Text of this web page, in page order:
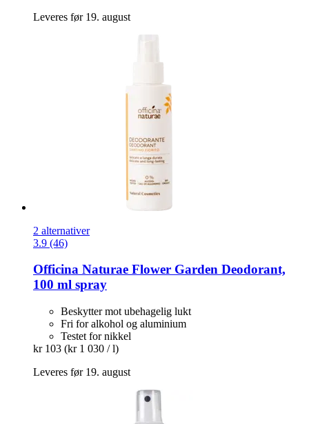
Leveres før 19. august
2 alternativer
3.9 (46)
Officina Naturae Flower Garden Deodorant,
100 ml spray
Beskytter mot ubehagelig lukt
Fri for alkohol og aluminium
Testet for nikkel
kr 103 (kr 1 030 / l)
Leveres før 19. august